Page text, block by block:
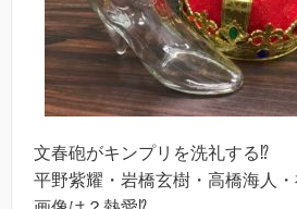
文春砲がキンプリを洗礼する⁉︎
平野紫耀・岩橋玄樹・高橋海人